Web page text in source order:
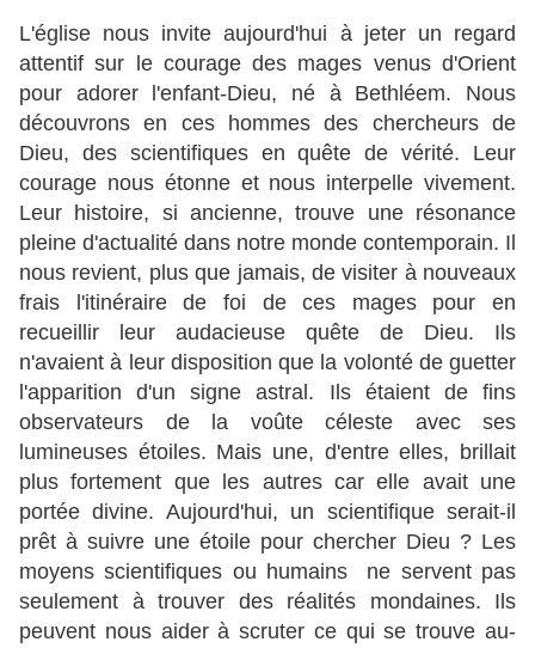
L'église nous invite aujourd'hui à jeter un regard
attentif sur le courage des mages venus d'Orient
pour adorer l'enfant-Dieu, né à Bethléem. Nous
découvrons en ces hommes des chercheurs de
Dieu, des scientifiques en quête de vérité. Leur
courage nous étonne et nous interpelle vivement.
Leur histoire, si ancienne, trouve une résonance
pleine d'actualité dans notre monde contemporain. Il
nous revient, plus que jamais, de visiter à nouveaux
frais l'itinéraire de foi de ces mages pour en
recueillir leur audacieuse quête de Dieu. Ils
n'avaient à leur disposition que la volonté de guetter
l'apparition d'un signe astral. Ils étaient de fins
observateurs de la voûte céleste avec ses
lumineuses étoiles. Mais une, d'entre elles, brillait
plus fortement que les autres car elle avait une
portée divine. Aujourd'hui, un scientifique serait-il
prêt à suivre une étoile pour chercher Dieu ? Les
moyens scientifiques ou humains ne servent pas
seulement à trouver des réalités mondaines. Ils
peuvent nous aider à scruter ce qui se trouve au-